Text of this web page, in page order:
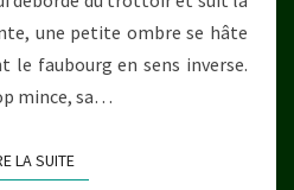
une petite ombre se hâte
faubourg en sens inverse.
mince, sa…
LA SUITELIRE LA SUITE